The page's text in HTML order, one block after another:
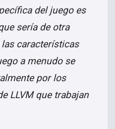
del juego es
sería de otra
características
a menudo se
por los
LLVM que trabajan